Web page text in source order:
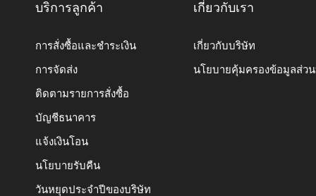
บริการลูกค้า
การสั่งซื้อและชำระเงิน
การจัดส่ง
ติดตามรายการสั่งซื้อ
บัญชีธนาคาร
แจ้งเงินโอน
นโยบายรับคืน
วันหยุดประจำปีของบริษัท
เกี่ยวกับเรา
เกี่ยวกับบริษัท
นโยบายคุ้มครองข้อมูลส่ว